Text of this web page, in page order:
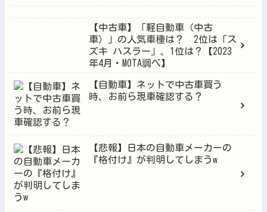
【中古車】「軽自動車（中古
車）」の人気車種は？ 2位は「ス
ズキ ハスラー」、1位は？【2023
年4月・MOTA調べ】
【自動車】ネットで中古車買う
時、お前ら現車確認する？
【悲報】日本の自動車メーカーの
『格付け』が判明してしまうw